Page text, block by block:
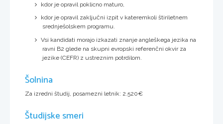
kdor je opravil poklicno maturo,
kdor je opravil zaključni izpit v kateremkoli štiriletnem
srednješolskem programu.
Vsi kandidati morajo izkazati znanje angleškega jezika na
ravni B2 glede na skupni evropski referenčni okvir za
jezike (CEFR) z ustreznim potrdilom.
Šolnina
Za izredni študij, posamezni letnik: 2.520€
Študijske smeri